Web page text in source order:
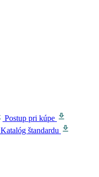
Postup pri kúpe
Katalóg štandardu